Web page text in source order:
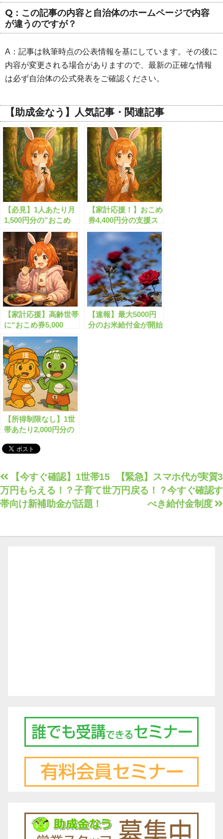
Q：この記事の内容と自治体のホームページで内容
が違うのですが？
A：記事は執筆時点の公表情報を基にしています。その後に
内容が変更される場合がありますので、最新の正確な情報
は必ず自治体の公式発表をご確認ください。
【助成金なう】人気記事・関連記事
【必見】1人あたり月
1,500円分の”おこめ
券”が無料でもらえま
す！
【家計応援！】おこめ
券4,400円分の支援ス
タート！
【家計応援】高齢世帯
に“おこめ券5,000
円”無料給付とは？
【速報】最大5000円
分のお米給付金が開始
【所得制限なし】1世
帯あたり2,000円分の
配布されます！
投
稿
ナ
ゲ
【緊急】スマホ代が実質3
万円戻る！？今すぐ確認す
べき給付金制度
【今すぐ確認】1世帯15
万円もらえる！？子育て世
帯向け新補助金が話題！